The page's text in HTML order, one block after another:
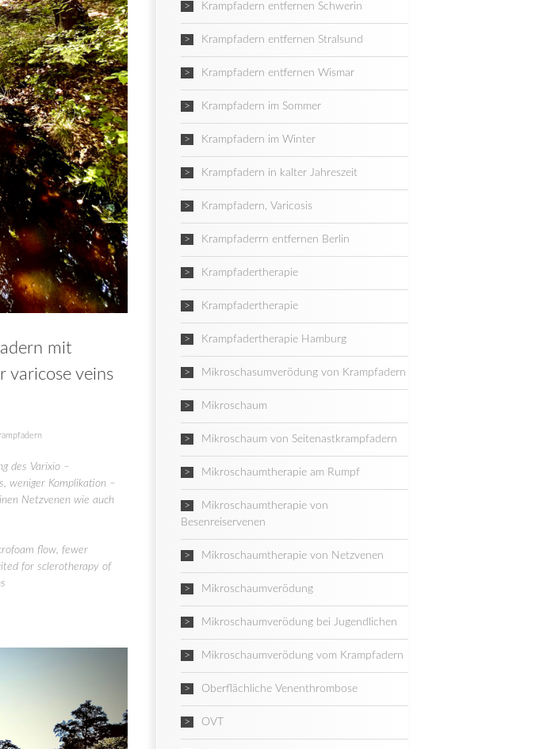
mit
varicose veins
des Varixio –
weniger Komplikation –
Netzvenen wie auch
flow, fewer
for sclerotherapy of
Krampfadern entfernen Schwerin
Krampfadern entfernen Stralsund
Krampfadern entfernen Wismar
Krampfadern im Sommer
Krampfadern im Winter
Krampfadern in kalter Jahreszeit
Krampfadern, Varicosis
Krampfaderrn entfernen Berlin
Krampfadertherapie
Krampfadertherapie
Krampfadertherapie Hamburg
Mikroschasumverödung von Krampfadern
Mikroschaum
Mikroschaum von Seitenastkrampfadern
Mikroschaumtherapie am Rumpf
Mikroschaumtherapie von
Besenreiservenen
Mikroschaumtherapie von Netzvenen
Mikroschaumverödung
Mikroschaumverödung bei Jugendlichen
Mikroschaumverödung vom Krampfadern
Oberflächliche Venenthrombose
OVT